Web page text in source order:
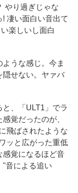
やり過ぎじゃな
凄い面白い音出て
楽しいし面白
うな感じ。今ま
隠せない。ヤァバ
、「ULT1」でラ
覚だったのが、
飛ばされたような
ッと広がった重低
感覚になるほど音
"音による追い